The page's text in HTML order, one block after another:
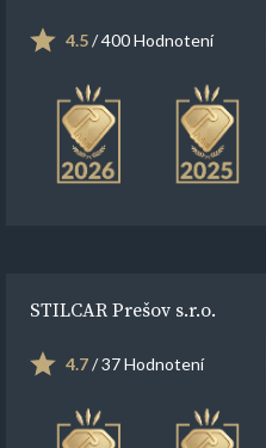
4.5/ 400 Hodnotení
STILCAR Prešov s.r.o.
4.7/ 37 Hodnotení